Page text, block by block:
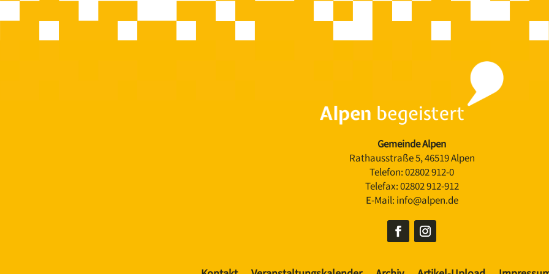
Gemeinde Alpen
Rathausstraße 5, 46519 Alpen
Telefon:02802 912-0
Telefax:02802 912-912
E-Mail: info@alpen.de